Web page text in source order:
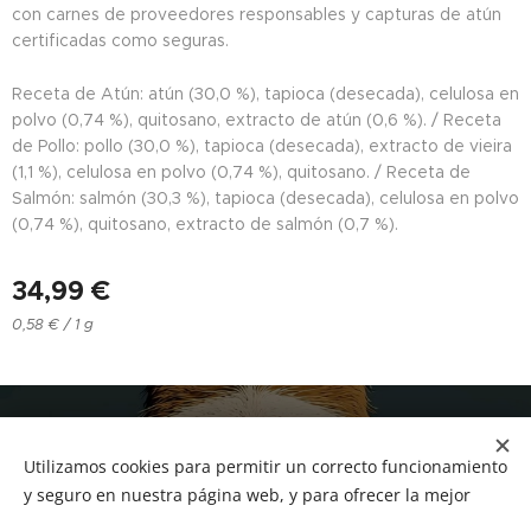
con carnes de proveedores responsables y capturas de atún
certificadas como seguras.
Receta de Atún: atún (30,0 %), tapioca (desecada), celulosa en
polvo (0,74 %), quitosano, extracto de atún (0,6 %). / Receta
de Pollo: pollo (30,0 %), tapioca (desecada), extracto de vieira
(1,1 %), celulosa en polvo (0,74 %), quitosano. / Receta de
Salmón: salmón (30,3 %), tapioca (desecada), celulosa en polvo
(0,74 %), quitosano, extracto de salmón (0,7 %).
34,99 €
0,58 € / 1 g
Tf.666351543
Utilizamos cookies para permitir un correcto funcionamiento
y seguro en nuestra página web, y para ofrecer la mejor